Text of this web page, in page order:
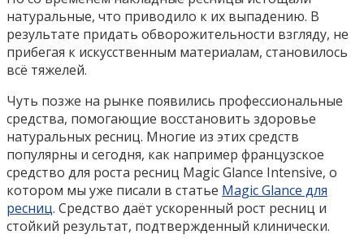
натуральные, что приводило к их выпадению. В
результате придать обворожительности взгляду, не
прибегая к искусственным материалам, становилось
всё тяжелей.
Чуть позже на рынке появились профессиональные
средства, помогающие восстановить здоровье
натуральных ресниц. Многие из этих средств
популярны и сегодня, как например французское
средство для роста ресниц Magic Glance Intensive, о
котором мы уже писали в статье Magic Glance для
ресниц. Средство даёт ускоренный рост ресниц и
стойкий результат, подтвержденный клинически.